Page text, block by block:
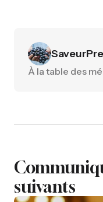
À la table des
suivants